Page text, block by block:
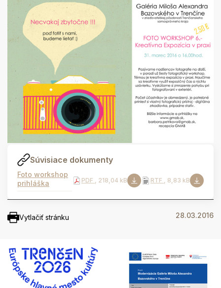
Súvisiace dokumenty
Foto workshop
prihláška
PDF , 218,04 kB RTF , 8,83 kB
Vytlačiť stránku 28.03.2016